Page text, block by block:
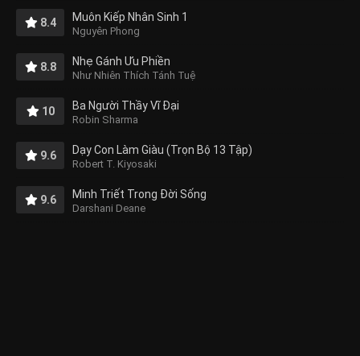
8.4 Muôn Kiếp Nhân Sinh 1
Nguyên Phong
8.8 Nhẹ Gánh Ưu Phiền
Như Nhiên Thích Tánh Tuệ
10 Ba Người Thầy Vĩ Đại
Robin Sharma
9.6 Dạy Con Làm Giàu (Trọn Bộ 13 Tập)
Robert T. Kiyosaki
9.6 Minh Triết Trong Đời Sống
Darshani Deane